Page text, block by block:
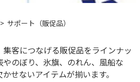
> サポート（販促品）
客につなげる販促品をラインナッ
のぼり、氷旗、のれん、風船な
せないアイテムが揃います。